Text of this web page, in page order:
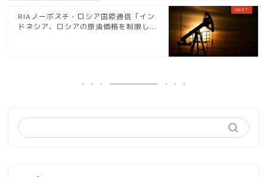
RIAノーボスチ・ロシア国際通信「イン
ドネシア、ロシアの原油価格を制限し...